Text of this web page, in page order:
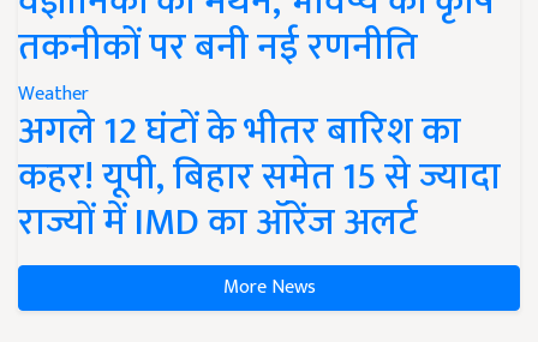
तकनीकों पर बनी नई रणनीति
Weather
अगले 12 घंटों के भीतर बारिश का
कहर! यूपी, बिहार समेत 15 से ज्यादा
राज्यों में IMD का ऑरेंज अलर्ट
More News